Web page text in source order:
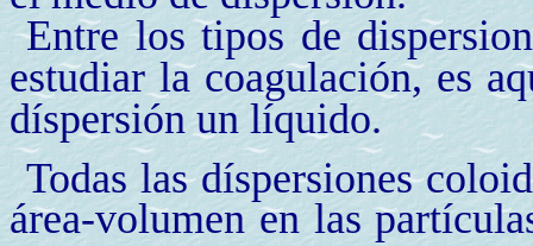
Entre los tipos de
estudiar la coagulación, es
díspersión un líquido.
Todas las díspersiones
área-volumen en las